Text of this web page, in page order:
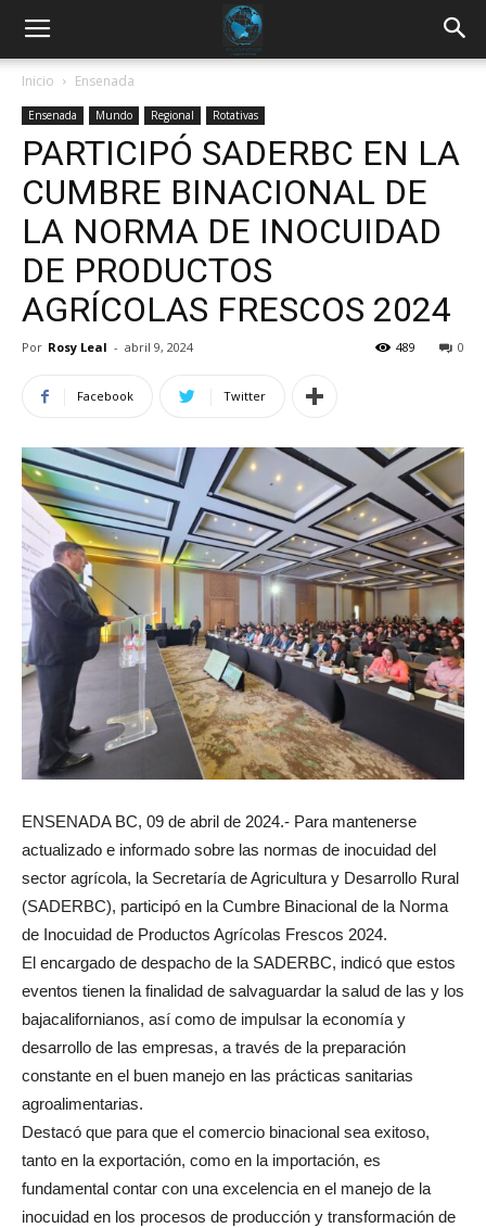
Inicio Ensenada
Ensenada Mundo Regional Rotativas
PARTICIPÓ SADERBC EN LA
CUMBRE BINACIONAL DE
LA NORMA DE INOCUIDAD
DE PRODUCTOS
AGRÍCOLAS FRESCOS 2024
Por Rosy Leal - abril 9, 2024 0
489
Facebook Twitter
ENSENADA BC, 09 de abril de 2024.- Para mantenerse
actualizado e informado sobre las normas de inocuidad del
sector agrícola, la Secretaría de Agricultura y Desarrollo Rural
(SADERBC), participó en la Cumbre Binacional de la Norma
de Inocuidad de Productos Agrícolas Frescos 2024.
El encargado de despacho de la SADERBC, indicó que estos
eventos tienen la finalidad de salvaguardar la salud de las y los
bajacalifornianos, así como de impulsar la economía y
desarrollo de las empresas, a través de la preparación
constante en el buen manejo en las prácticas sanitarias
agroalimentarias.
Destacó que para que el comercio binacional sea exitoso,
tanto en la exportación, como en la importación, es
fundamental contar con una excelencia en el manejo de la
inocuidad en los procesos de producción y transformación de